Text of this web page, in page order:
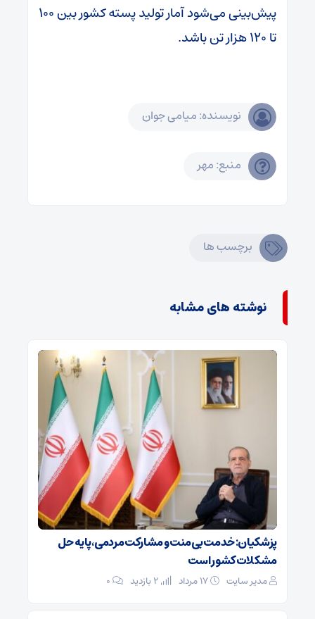
پیش‌بینی می‌شود آمار تولید پسته کشور بین ۱۰۰
تا ۱۲۰ هزار تن باشد.
نویسنده: میامی جوان
منبع: مهر
برچسب ها
نوشته های مشابه
پزشکیان: خدمت بی‌منت و مشارکت مردمی، پایه حل
مشکلات کشور است
مدیر سایت ۰